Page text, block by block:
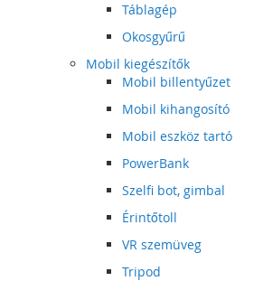
Táblagép
Okosgyűrű
Mobil kiegészítők
Mobil billentyűzet
Mobil kihangosító
Mobil eszköz tartó
PowerBank
Szelfi bot, gimbal
Érintőtoll
VR szemüveg
Tripod